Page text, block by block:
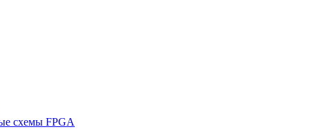
схемы FPGA